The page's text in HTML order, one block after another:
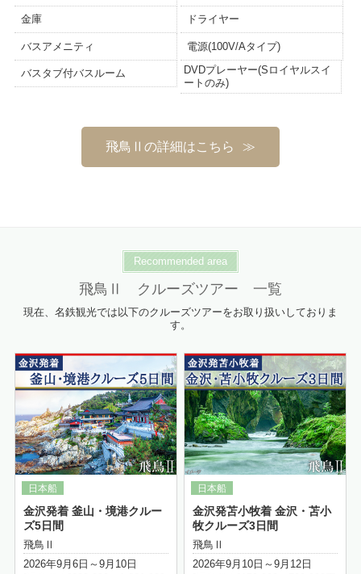
金庫 ドライヤー
バスアメニティ 電源(100V/Aタイプ)
バスタブ付バスルーム
DVDプレーヤー(Sロイヤルスイ
ートのみ)
飛鳥Ⅱの詳細はこちら
Recommended area
飛鳥Ⅱ クルーズツアー 一覧
現在、名鉄観光では以下のクルーズツアーをお取り扱いしておりま
す。
金沢発着 釜山・境港クルー
ズ5日間
飛鳥Ⅱ
2026年9月6日～9月10日
金沢発苫小牧着 金沢・苫小
牧クルーズ3日間
飛鳥Ⅱ
2026年9月10日～9月12日
詳細はこちら